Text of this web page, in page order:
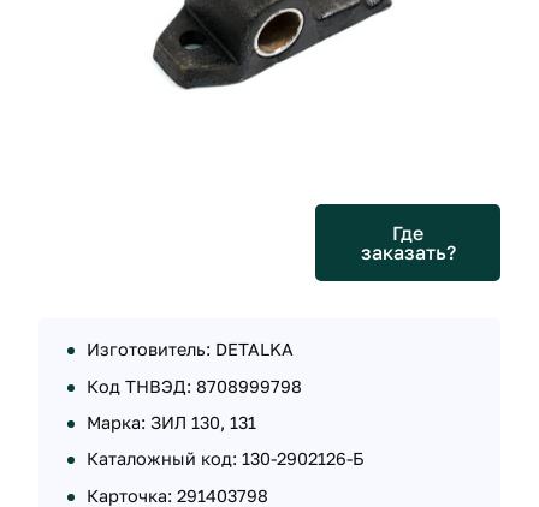
Где
заказать?
Изготовитель: DETALKA
Код ТНВЭД: 8708999798
Марка: ЗИЛ 130, 131
Каталожный код: 130-2902126-Б
Карточка: 291403798